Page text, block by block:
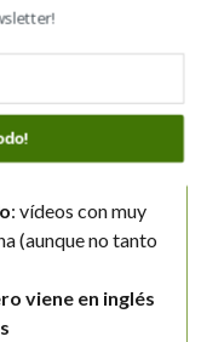
Bushnell.
los
no una vez que
: vídeos con muy
(aunque no tanto
viene en inglés